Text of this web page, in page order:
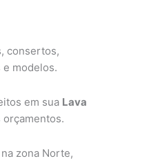
consertos,
e modelos.
em sua Lava
zona Norte,